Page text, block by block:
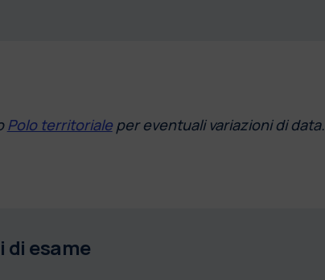
Polo territorialeper eventuali variazioni di data.
di esame